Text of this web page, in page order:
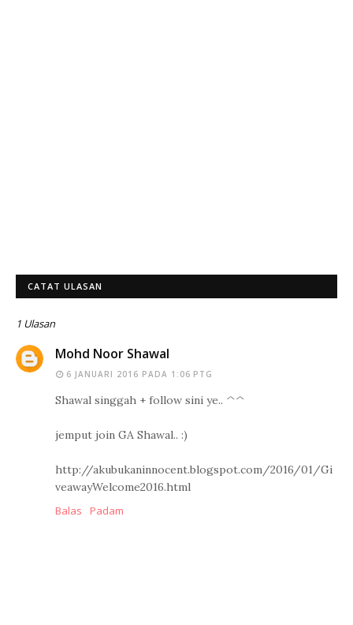
CATAT ULASAN
1 Ulasan
Mohd Noor Shawal
6 JANUARI 2016 PADA 1:06 PTG
Shawal singgah + follow sini ye.. ^^
jemput join GA Shawal.. :)
http://akubukaninnocent.blogspot.com/2016/01/Gi
veawayWelcome2016.html
Balas
Padam